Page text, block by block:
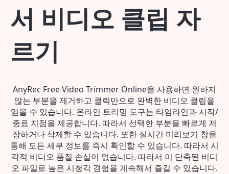
서 비디오 클립 자
르기
AnyRec Free Video Trimmer Online을 사용하면 원하지
않는 부분을 제거하고 클릭만으로 완벽한 비디오 클립을
얻을 수 있습니다. 온라인 트리밍 도구는 타임라인과 시작/
종료 지점을 제공합니다. 따라서 선택한 부분을 빠르게 저
장하거나 삭제할 수 있습니다. 또한 실시간 미리보기 창을
통해 모든 세부 정보를 즉시 확인할 수 있습니다. 따라서 시
각적 비디오 품질 손실이 없습니다. 따라서 이 단축된 비디
오 파일로 높은 시청각 경험을 계속해서 즐길 수 있습니다.